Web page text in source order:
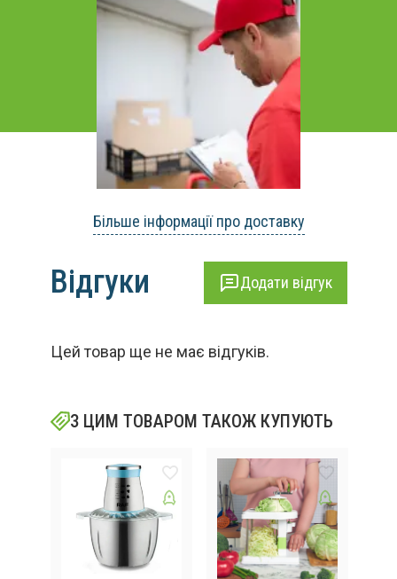
Більше інформації про доставку
Відгуки Додати відгук
Цей товар ще не має відгуків.
З ЦИМ ТОВАРОМ ТАКОЖ КУПУЮТЬ